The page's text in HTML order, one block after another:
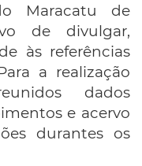
Maracatu de
de divulgar,
às referências
a realização
dados
e acervo
durantes os